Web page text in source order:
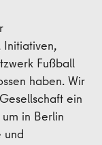
Initiativen,
Fußball
haben. Wir
ein
in Berlin
und